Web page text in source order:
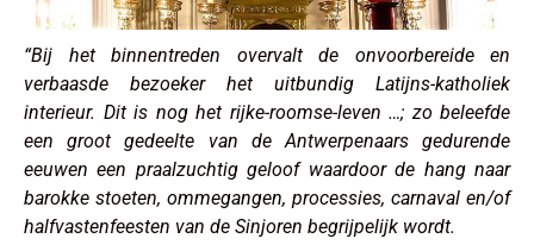
“Bij het binnentreden overvalt de onvoorbereide en
verbaasde bezoeker het uitbundig Latijns-katholiek
interieur. Dit is nog het rijke-roomse-leven …; zo beleefde
een groot gedeelte van de Antwerpenaars gedurende
eeuwen een praalzuchtig geloof waardoor de hang naar
barokke stoeten, ommegangen, processies, carnaval en/of
halfvastenfeesten van de Sinjoren begrijpelijk wordt.